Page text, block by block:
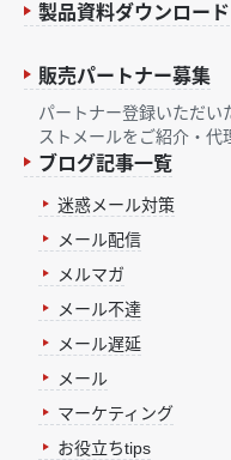
製品資料ダウンロード
販売パートナー募集
パートナー登録いただい
ストメールをご紹介・代
ブログ記事一覧
迷惑メール対策
メール配信
メルマガ
メール不達
メール遅延
メール
マーケティング
お役立ちtips